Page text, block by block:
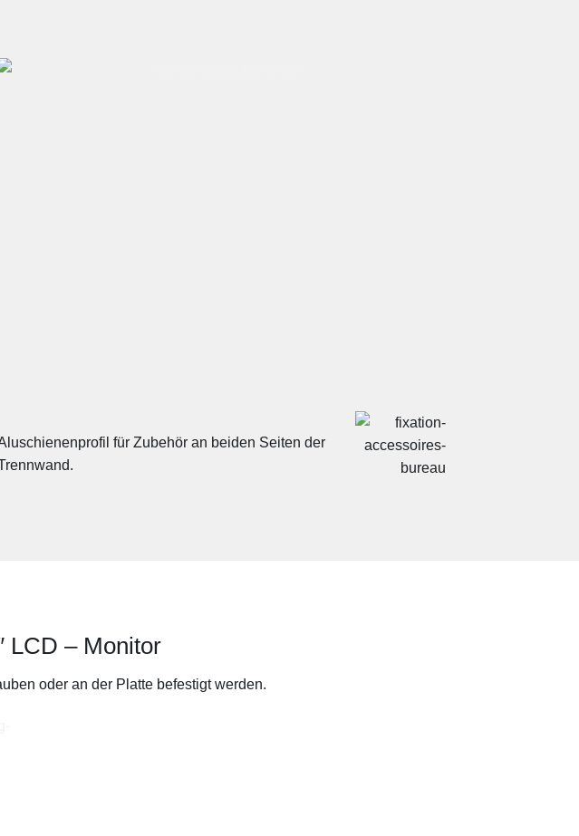
für Zubehör an beiden Seiten der
LCD – Monitor
oder an der Platte befestigt werden.